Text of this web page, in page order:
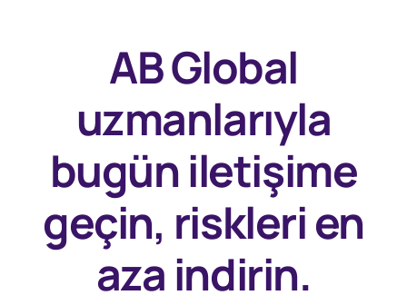
AB Global
uzmanlarıyla
bugüniletişime
geçin, riskleri en
aza indirin.